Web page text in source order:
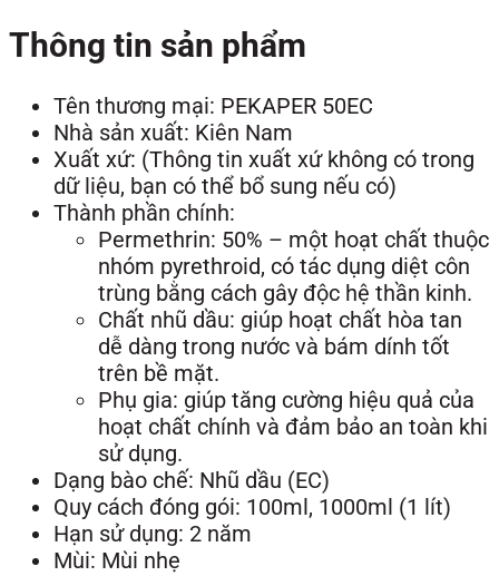
Thông tin sản phẩm
Tên thương mại: PEKAPER 50EC
Nhà sản xuất: Kiên Nam
Xuất xứ: (Thông tin xuất xứ không có trong
dữ liệu, bạn có thể bổ sung nếu có)
Thành phần chính:
Permethrin: 50% – một hoạt chất thuộc
nhóm pyrethroid, có tác dụng diệt côn
trùng bằng cách gây độc hệ thần kinh.
Chất nhũ dầu: giúp hoạt chất hòa tan
dễ dàng trong nước và bám dính tốt
trên bề mặt.
Phụ gia: giúp tăng cường hiệu quả của
hoạt chất chính và đảm bảo an toàn khi
sử dụng.
Dạng bào chế: Nhũ dầu (EC)
Quy cách đóng gói: 100ml, 1000ml (1 lít)
Hạn sử dụng: 2 năm
Mùi: Mùi nhẹ